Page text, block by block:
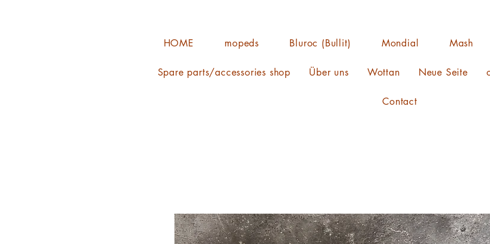
HOME mopeds Bluroc (Bullit) Mondial Mash
Spare parts/accessories shop Über uns Wottan Neue Seite
Contact